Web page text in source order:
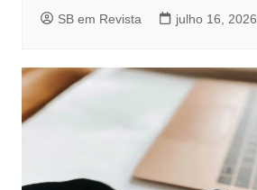
SB em Revista julho 16, 2026